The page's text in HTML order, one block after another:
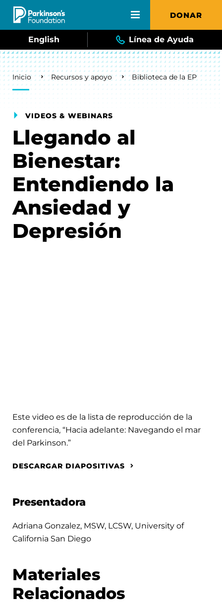
Skip to main content DONAR
English Línea de Ayuda
Breadcrumb
Inicio Recursos y apoyo Biblioteca de la EP
VIDEOS & WEBINARS
Llegando al
Bienestar:
Entendiendo la
Ansiedad y
Depresión
Este video es de la lista de reproducción de la
conferencia, “Hacia adelante: Navegando el mar
del Parkinson.”
DESCARGAR DIAPOSITIVAS
Presentadora
Adriana Gonzalez, MSW, LCSW, University of
California San Diego
Materiales
Relacionados